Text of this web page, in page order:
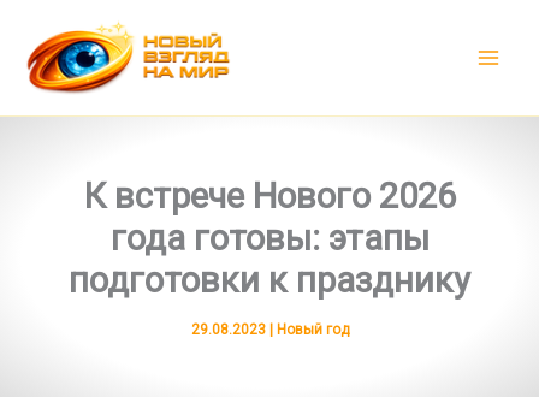
содержимому
К встрече Нового 2026
года готовы: этапы
подготовки к празднику
29.08.2023 | Новый год